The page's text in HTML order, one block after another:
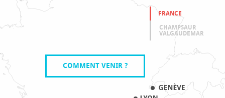
FRANCE
CHAMPSAUR
VALGAUDEMAR
COMMENT VENIR ?